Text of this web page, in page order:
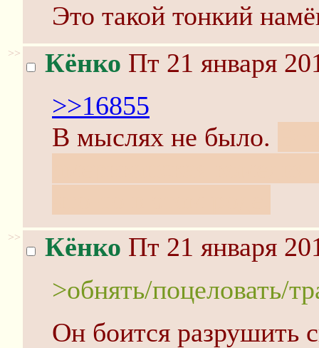
Это такой тонкий
>> Кёнко Пт 21 января
>>16855
В мыслях не было.
>> Кёнко Пт 21 января
>обнять/поцеловать/
Он боится разрушить